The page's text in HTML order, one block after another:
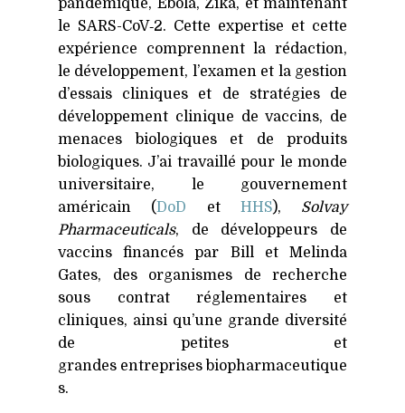
pandémique, Ebola, Zika, et maintenant
le SARS-CoV‑2. Cette expertise et cette
expérience comprennent la rédaction,
le développement, l’examen et la gestion
d’essais cliniques et de stratégies de
développement clinique de vaccins, de
menaces biologiques et de produits
biologiques. J’ai travaillé pour le monde
universitaire, le gouvernement
américain (DoD et HHS), Solvay
Pharmaceuticals, de développeurs de
vaccins financés par Bill et Melinda
Gates, des organismes de recherche
sous contrat réglementaires et
cliniques, ainsi qu’une grande diversité
de petites et
grandes entreprises biopharmaceutique
s.